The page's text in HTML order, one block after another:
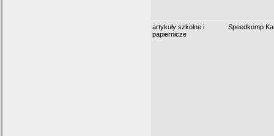
artykuły szkolne i
papiernicze
Speedkomp